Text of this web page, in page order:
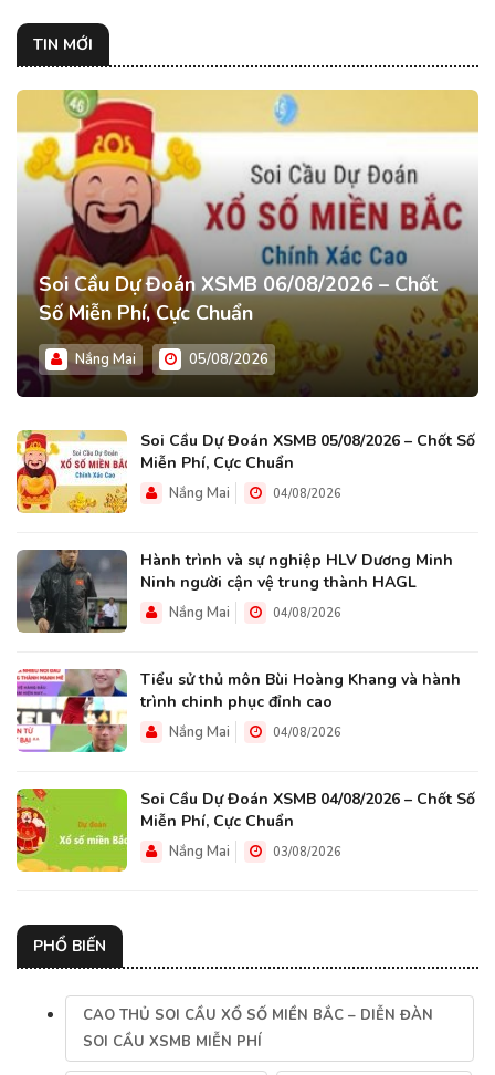
TIN MỚI
Soi Cầu Dự Đoán XSMB 06/08/2026 – Chốt
Số Miễn Phí, Cực Chuẩn
Nắng Mai 05/08/2026
Soi Cầu Dự Đoán XSMB 05/08/2026 – Chốt Số
Miễn Phí, Cực Chuẩn
Nắng Mai 04/08/2026
Hành trình và sự nghiệp HLV Dương Minh
Ninh người cận vệ trung thành HAGL
Nắng Mai 04/08/2026
Tiểu sử thủ môn Bùi Hoàng Khang và hành
trình chinh phục đỉnh cao
Nắng Mai 04/08/2026
Soi Cầu Dự Đoán XSMB 04/08/2026 – Chốt Số
Miễn Phí, Cực Chuẩn
Nắng Mai 03/08/2026
PHỔ BIẾN
CAO THỦ SOI CẦU XỔ SỐ MIỀN BẮC – DIỄN ĐÀN
SOI CẦU XSMB MIỄN PHÍ